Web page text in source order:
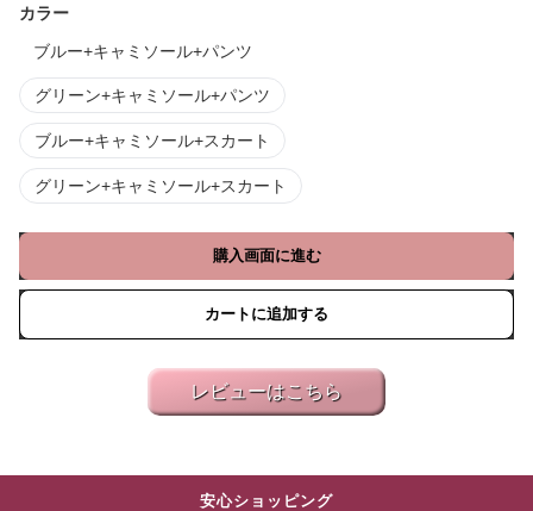
カラー
ブルー+キャミソール+パンツ
グリーン+キャミソール+パンツ
ブルー+キャミソール+スカート
グリーン+キャミソール+スカート
購入画面に進む
カートに追加する
レビューはこちら
安心ショッピング